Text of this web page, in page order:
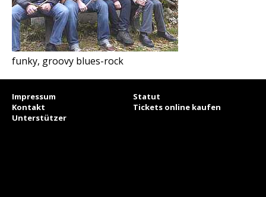
funky, groovy blues-rock
Impressum
Statut
Kontakt
Tickets online kaufen
Unterstützer